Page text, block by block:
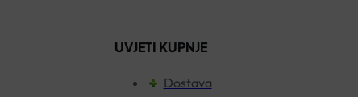
UVJETI KUPNJE
Dostava